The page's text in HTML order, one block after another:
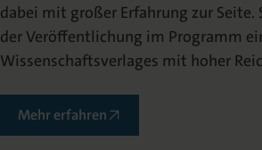
dabei mit großer Erfahrung zur
der Veröffentlichung im Programm
Wissenschaftsverlages mit hoher
Mehr erfahren